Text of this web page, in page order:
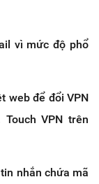
vì mức độ phổ
web để đổi VPN
VPN trên
nhắn chứa mã